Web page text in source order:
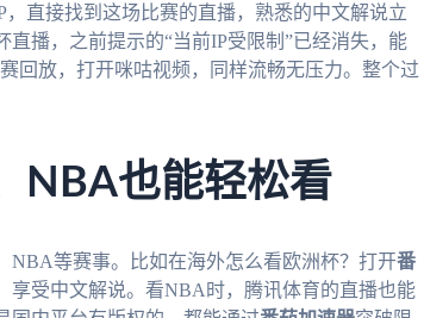
直接找到这场比赛的直播，熟悉的中文解说立
播，之前提示的“当前IP受限制”已经消失，能
回放，打开咪咕视频，同样流畅无压力。整个过
NBA也能轻松看
NBA等赛事。比如在海外怎么看欧洲杯？打开番
享受中文解说。看NBA时，腾讯体育的直播也能